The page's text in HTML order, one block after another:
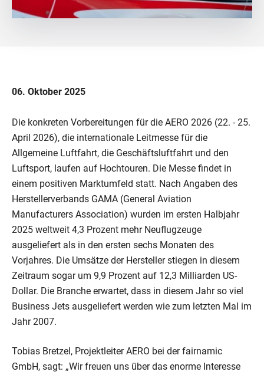
06. Oktober 2025
Die konkreten Vorbereitungen für die AERO 2026 (22. - 25.
April 2026), die internationale Leitmesse für die
Allgemeine Luftfahrt, die Geschäftsluftfahrt und den
Luftsport, laufen auf Hochtouren. Die Messe findet in
einem positiven Marktumfeld statt. Nach Angaben des
Herstellerverbands GAMA (General Aviation
Manufacturers Association) wurden im ersten Halbjahr
2025 weltweit 4,3 Prozent mehr Neuflugzeuge
ausgeliefert als in den ersten sechs Monaten des
Vorjahres. Die Umsätze der Hersteller stiegen in diesem
Zeitraum sogar um 9,9 Prozent auf 12,3 Milliarden US-
Dollar. Die Branche erwartet, dass in diesem Jahr so viel
Business Jets ausgeliefert werden wie zum letzten Mal im
Jahr 2007.
Tobias Bretzel, Projektleiter AERO bei der fairnamic
GmbH, sagt: „Wir freuen uns über das enorme Interesse